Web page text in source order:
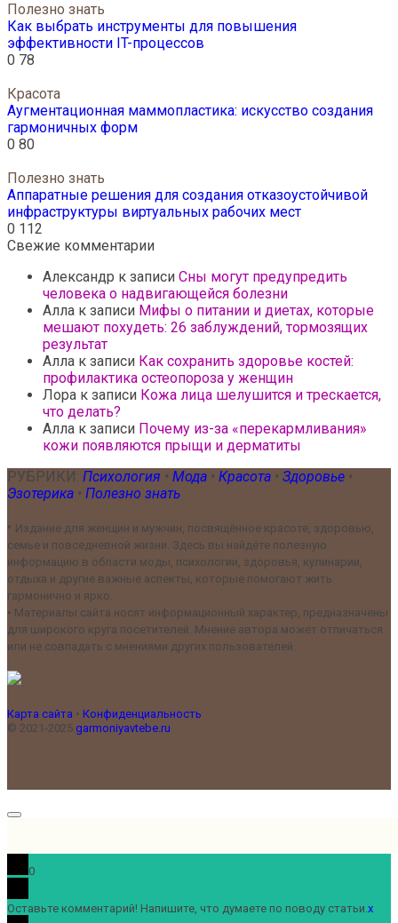
Полезно знать
Как выбрать инструменты для повышения
эффективности IT-процессов
0 78
Красота
Аугментационная маммопластика: искусство создания
гармоничных форм
0 80
Полезно знать
Аппаратные решения для создания отказоустойчивой
инфраструктуры виртуальных рабочих мест
0 112
Свежие комментарии
Александр к записи Сны могут предупредить
человека о надвигающейся болезни
Алла к записи Мифы о питании и диетах, которые
мешают похудеть: 26 заблуждений, тормозящих
результат
Алла к записи Как сохранить здоровье костей:
профилактика остеопороза у женщин
Лора к записи Кожа лица шелушится и трескается,
что делать?
Алла к записи Почему из-за «перекармливания»
кожи появляются прыщи и дерматиты
РУБРИКИ: Психология • Мода • Красота • Здоровье •
Эзотерика • Полезно знать
• Издание для женщин и мужчин, посвящённое красоте, здоровью,
семье и повседневной жизни. Здесь вы найдёте полезную
информацию в области моды, психологии, здоровья, кулинарии,
отдыха и другие важные аспекты, которые помогают жить
гармонично и ярко.
• Материалы сайта носят информационный характер, предназначены
для широкого круга посетителей. Мнение автора может отличаться
или не совпадать с мнениями других пользователей.
Карта сайта • Конфиденциальность
© 2021-2025 garmoniyavtebe.ru
0
Оставьте комментарий! Напишите, что думаете по поводу статьи.x